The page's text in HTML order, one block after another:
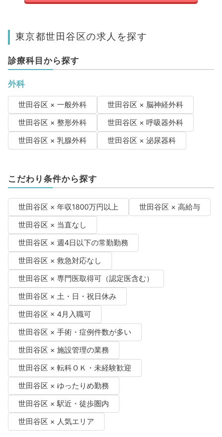
東京都世田谷区の求人を探す
診療科目から探す
外科
世田谷区 × 一般外科
世田谷区 × 脳神経外科
世田谷区 × 整形外科
世田谷区 × 呼吸器外科
世田谷区 × 乳腺外科
世田谷区 × 泌尿器科
こだわり条件から探す
世田谷区 × 年収1800万円以上
世田谷区 × 高給与
世田谷区 × 当直なし
世田谷区 × 週4日以下の常勤勤務
世田谷区 × 救急対応なし
世田谷区 × 専門医取得可（認定医含む）
世田谷区 × 土・日・祝日休み
世田谷区 × 4月入職可
世田谷区 × 手術・症例件数が多い
世田谷区 × 施設管理の業務
世田谷区 × 転科ＯＫ・未経験歓迎
世田谷区 × ゆったりめ勤務
世田谷区 × 駅近・徒歩圏内
世田谷区 × 人気エリア